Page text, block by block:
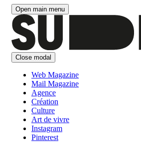
Aller
contenu
Open main menu
Close modal
Web Magazine
Mail Magazine
Agence
Création
Culture
Art de vivre
Instagram
Pinterest